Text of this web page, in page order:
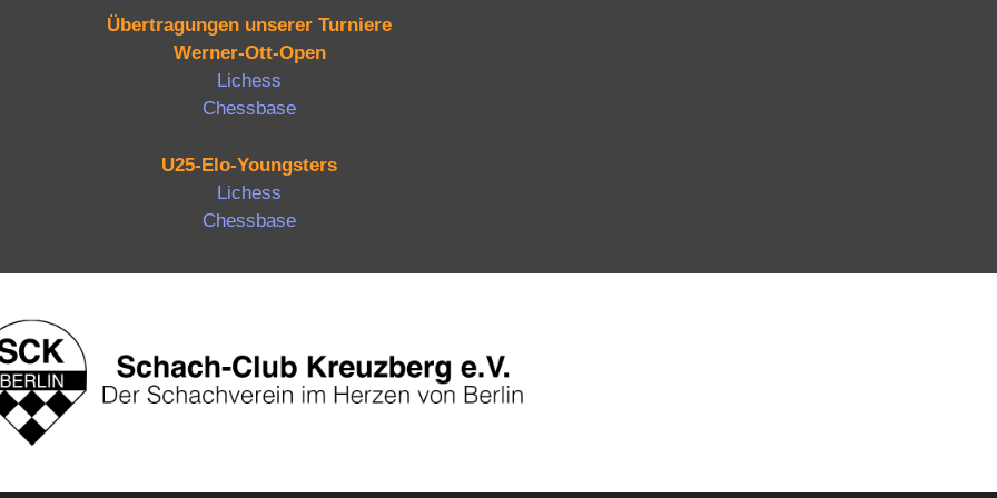
Übertragungen unserer Turniere
Werner-Ott-Open
Lichess
Chessbase
U25-Elo-Youngsters
Lichess
Chessbase